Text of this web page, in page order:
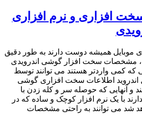
افزاری و نرم افزاری
موبایل همیشه دوست دارند به طور دقیق
، مشخصات سخت افزار گوشی اندرویدی
که کمی واردتر هستند می توانند توسط
اطلاعات سخت افزاری گوشی
و آنهایی که حوصله سر و کله زدن با
با یک نرم افزار کوچک و ساده که در
شد می توانند به راحتی مشخصات